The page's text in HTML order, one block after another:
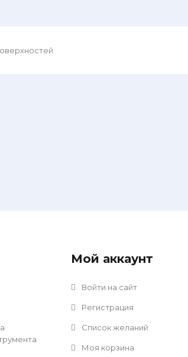
Мой аккаунт
Войти на сайт
Регистрация
Список желаний
Моя корзина